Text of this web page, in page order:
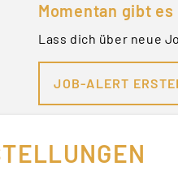
Momentan gibt
Lass dich über neue
JOB-ALERT